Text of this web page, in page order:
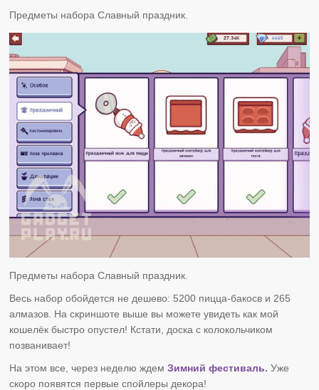
Предметы набора Славный праздник.
Предметы набора Славный праздник.
Весь набор обойдется не дешево: 5200 пицца-бакосв и 265
алмазов. На скриншоте выше вы можете увидеть как мой
кошелёк быстро опустел! Кстати, доска с колокольчиком
позванивает!
На этом все, через неделю ждемЗимний фестиваль. Уже
скоро появятся первые спойлеры декора!